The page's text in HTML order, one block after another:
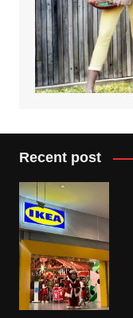
Recent post